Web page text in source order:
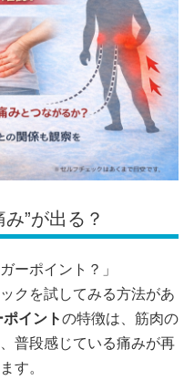
”が出る？
ーポイント？」
クを試してみる方法があ
イントの特徴は、筋肉の
普段感じている痛みが再
す。